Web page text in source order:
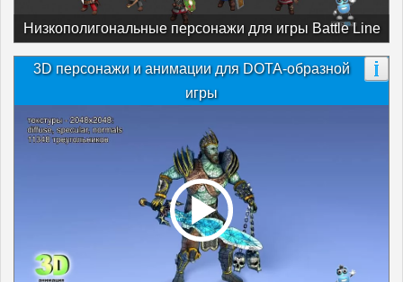
Низкополигональные персонажи для игры Battle Line
3D персонажи и анимации для DOTA-образной
игры